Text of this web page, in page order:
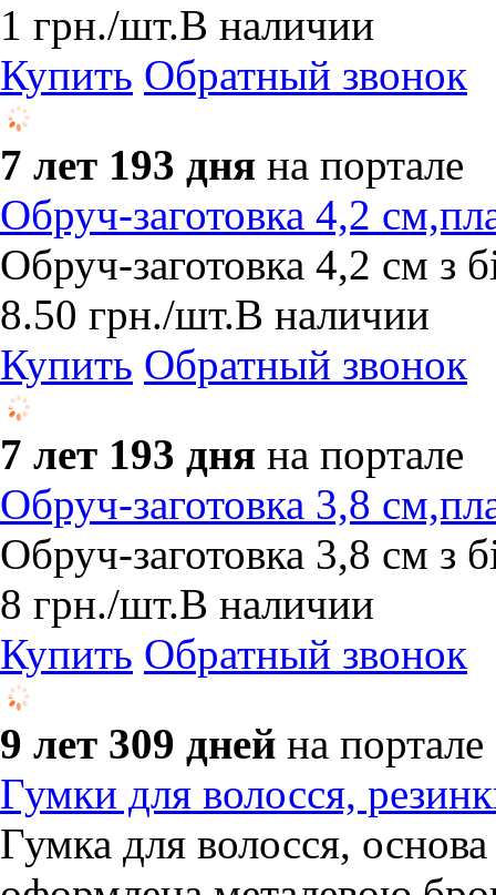
1 грн./шт.В наличии
Купить Обратный звонок
7 лет 193 дня на портале
Обруч-заготовка 4,2
Обруч-заготовка 4,2 см з
8.50 грн./шт.В наличии
Купить Обратный звонок
7 лет 193 дня на портале
Обруч-заготовка 3,8
Обруч-заготовка 3,8 см з
8 грн./шт.В наличии
Купить Обратный звонок
9 лет 309 дней на портале
Гумки для волосся,
Гумка для волосся,